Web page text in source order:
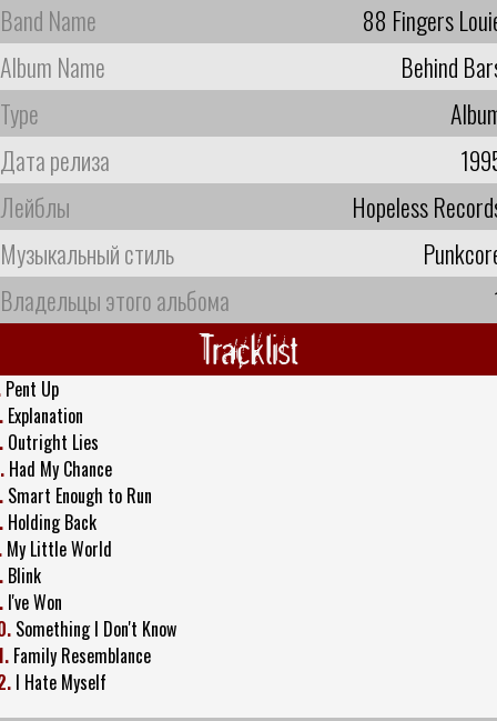
Band Name
88 Fingers
Album Name
Behind
Type
Дата релиза
Лейблы
Hopeless
Музыкальный стиль
Владельцы этого альбома
Tracklist
Pent Up
Explanation
Outright Lies
Had My Chance
Smart Enough to Run
Holding Back
My Little World
Blink
I've Won
Something I Don't Know
Family Resemblance
I Hate Myself